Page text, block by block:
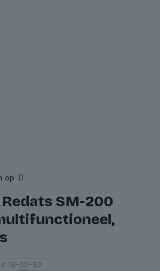
op
SM-200
19-00-52